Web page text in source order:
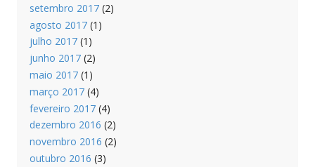
setembro 2017(2)
agosto 2017(1)
julho 2017(1)
junho 2017(2)
maio 2017(1)
março 2017(4)
fevereiro 2017(4)
dezembro 2016 (2)
novembro 2016 (2)
outubro 2016 (3)